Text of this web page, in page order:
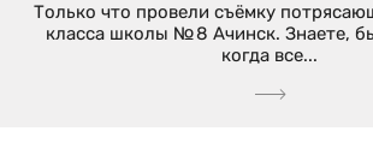
Только что провели съёмку
класса школы № 8 Ачинск. Знаете,
когда все...